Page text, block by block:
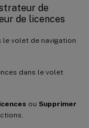
de
de licences
le volet de navigation
dans le volet
ou Supprimer